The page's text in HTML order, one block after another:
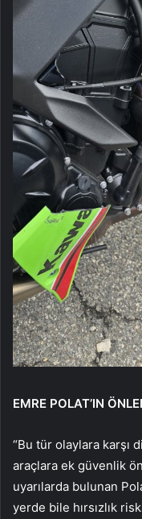
EMRE POLAT’IN
“Bu tür olaylara karşı
araçlara ek güvenlik
uyarılarda bulunan
yerde bile hırsızlık